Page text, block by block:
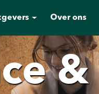
Over ons
&